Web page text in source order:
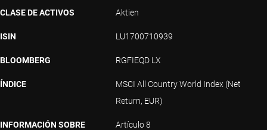
CLASE DE ACTIVOS Aktien
ISIN LU1700710939
BLOOMBERG RGFIEQD LX
ÍNDICE
MSCI All Country World Index (Net
Return, EUR)
INFORMACIÓN SOBRE Artículo 8